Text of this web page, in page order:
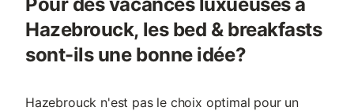
Hazebrouck, les bed & breakfasts
sont-ils une bonne idée?
Hazebrouck n'est pas le choix optimal pour un